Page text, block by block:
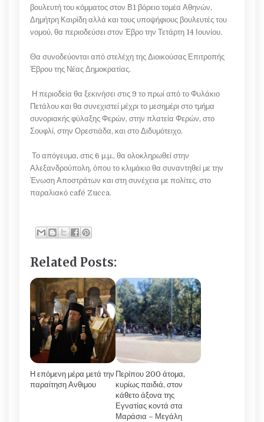
βουλευτή του κόμματος στον Β1 βόρειο τομέα Αθηνών,
Δημήτρη Καιρίδη αλλά και τους υποψήφιους βουλευτές του
νομού, θα περιοδεύσει στον Έβρο την Τετάρτη 14 Ιουνίου.
Θα συνοδεύονται από στελέχη της Διοικούσας Επιτροπής
Έβρου της Νέας Δημοκρατίας.
Η περιοδεία θα ξεκινήσει στις 9 το πρωί από το Φυλάκιο
Πετάλου και θα συνεχιστεί μέχρι το μεσημέρι στο τμήμα
συνοριακής φύλαξης Φερών, στην πλατεία Φερών, στο
Σουφλί, στην Ορεστιάδα, και στο Διδυμότειχο.
Το απόγευμα, στις 6 μ.μ., θα ολοκληρωθεί στην
Αλεξανδρούπολη, όπου το κλιμάκιο θα συναντηθεί με την
Ένωση Αποστράτων και στη συνέχεια με πολίτες, στο
παραλιακό café Zucca.
Related Posts:
Η επόμενη μέρα μετά την
παραίτηση Ανθιμου
Περίπου 200 άτομα,
κυρίως παιδιά, στον
κάθετο άξονα της
Εγνατίας κοντά στα
Μαράσια – Μεγάλη